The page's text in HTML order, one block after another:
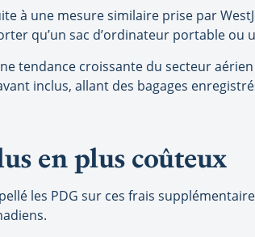
à une mesure similaire prise par
qu’un sac d’ordinateur portable ou
tendance croissante du secteur
inclus, allant des bagages
en plus coûteux
les PDG sur ces frais